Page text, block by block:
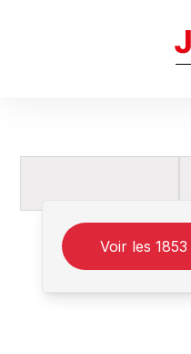
Voir les 1853